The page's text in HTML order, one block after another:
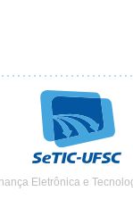
Eletrônica e